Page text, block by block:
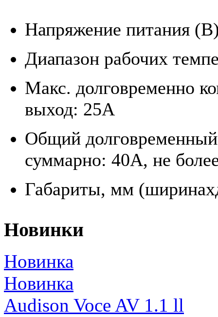
Напряжение питания
Диапазон рабочих
Макс. долговременно
выход: 25А
Общий
суммарно: 40А, не
Габариты, мм
Новинки
Новинка
Новинка
Audison Voce AV 1.1 ll